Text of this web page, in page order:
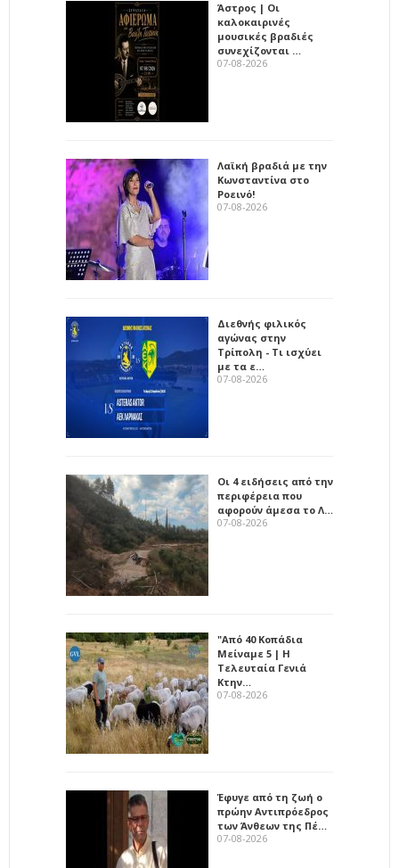
Άστρος | Οι
καλοκαιρινές
μουσικές βραδιές
συνεχίζονται …
07-08-2026
Λαϊκή βραδιά με την
Κωνσταντίνα στο
Ροεινό!
07-08-2026
Διεθνής φιλικός
αγώνας στην
Τρίπολη - Τι ισχύει
με τα ε…
07-08-2026
Οι 4 ειδήσεις από την
περιφέρεια που
αφορούν άμεσα το Λ…
07-08-2026
"Από 40 Κοπάδια
Μείναμε 5 | Η
Τελευταία Γενιά
Κτην…
07-08-2026
Έφυγε από τη ζωή ο
πρώην Αντιπρόεδρος
των Άνθεων της Πέ…
07-08-2026